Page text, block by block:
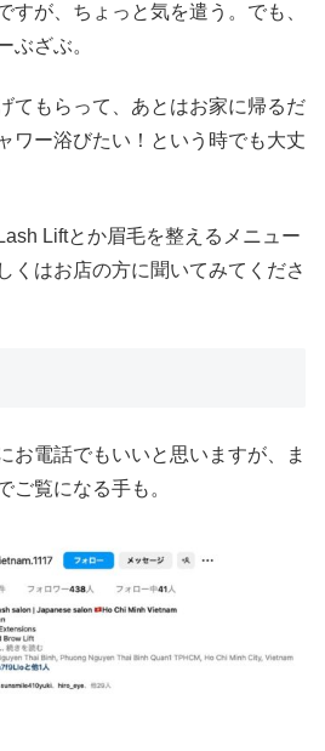
すが、ちょっと気を遣う。でも、
ぶざぶ。
てもらって、あとはお家に帰るだ
ワー浴びたい！という時でも大丈
Liftとか眉毛を整えるメニュー
くはお店の方に聞いてみてくださ
お電話でもいいと思いますが、ま
ご覧になる手も。